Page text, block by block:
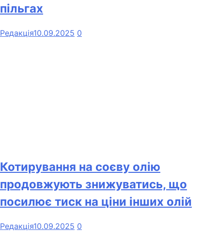
пільгах
Редакція10.09.2025 0
Котирування на соєву олію
продовжують знижуватись, що
посилює тиск на ціни інших олій
Редакція10.09.2025 0